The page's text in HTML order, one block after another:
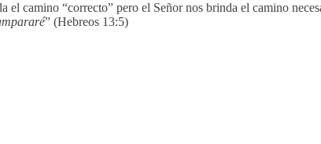
camino “correcto” pero el Señor nos brinda el camino
” (Hebreos 13:5)